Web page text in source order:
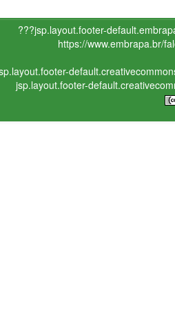
???jsp.layout.footer-
https://www.embrapa.br/
jsp.layout.footer-